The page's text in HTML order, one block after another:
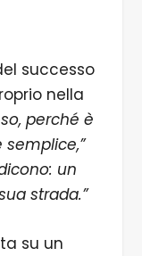
successo
nella
perché è
un
strada.”
su un